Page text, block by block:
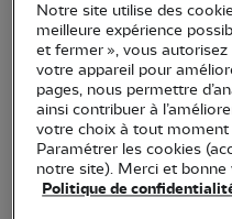
Dans une décision du
l’audience du 4 avril
abrogé les 2 arrêtés
encadrant la capture
moyen depantes(filets)
Notre site utilise des
meilleure expérience
et fermer », vous
votre appareil pour
pages, nous permettre
ainsi contribuer à
votre choix à tout moment
Paramétrer les cookies
notre site). Merci et bonne
Politique de